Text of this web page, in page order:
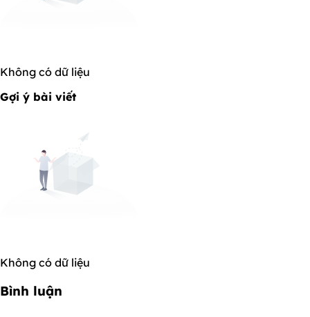
Không có dữ liệu
Gợi ý bài viết
Không có dữ liệu
Bình luận